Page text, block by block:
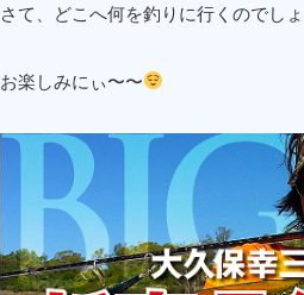
さて、どこへ何を釣りに行くのでし
お楽しみにぃ〜〜